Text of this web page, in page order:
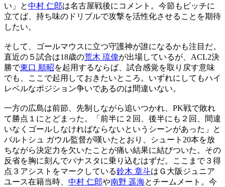
い」と中村 仁郎は名古屋戦後にコメント。今節もピッチに
立てば、持ち味のドリブルで攻撃を活性化させることを期待
したい。
そして、ゴールマウスに立つ守護神が誰になるかも注目だ。
直近の５試合は18歳の荒木 琉偉が出場しているが、ACL2決
勝で東口 順昭を起用するならば、試合感覚を取り戻す意味
でも、ここで起用しておきたいところ。いずれにしてもハイ
レベルなポジション争いであるのは間違いない。
一方の広島は前節、先制しながら追いつかれ、PK戦で敗れ
て勝点１にとどまった。「前半に２回、後半にも２回、間違
いなくゴールしなければならないというシーンがあった」と
バルトシュ ガウル監督が嘆いたとおり、シュート20本を放
ちながら決定力を欠いたことが痛い結果に結びついた。その
反省を胸に刻んでパナスタに乗り込むはずだ。ここまで３得
点３アシストをマークしている鈴木 章斗はＧ大阪ジュニア
ユース在籍当時、 中村 仁郎や南野 遥海とチームメート。今